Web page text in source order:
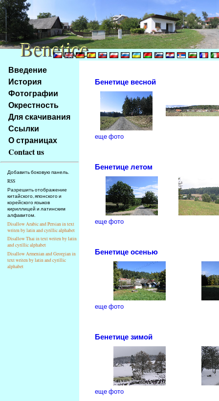
Na
obsah
stránky
Klávesové
zkratky
tomto
webu
základní
strana
Введение
История
Фотографии
Окрестность
Для скачивания
Ссылки
О страницах
Contact us
Добавить боковую панель.
RSS
Разрешить отображение
китайского, японского и
корейского языков
кириллицей и латинским
алфавитом.
Disallow Arabic and Persian in text
writen by latin and cyrillic alphabet
Disallow Thai in text writen by latin
and cyrillic alphabet
Disallow Armenian and Georgian in
text writen by latin and cyrillic
alphabet
Бенетице весной
еще фото
Бенетице летом
еще фото
Бенетице осенью
еще фото
Бенетице зимой
еще фото
Benetice
Benetice